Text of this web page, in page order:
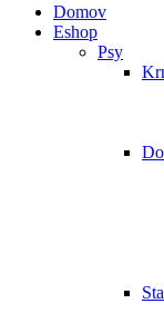
Domov
Eshop
Psy